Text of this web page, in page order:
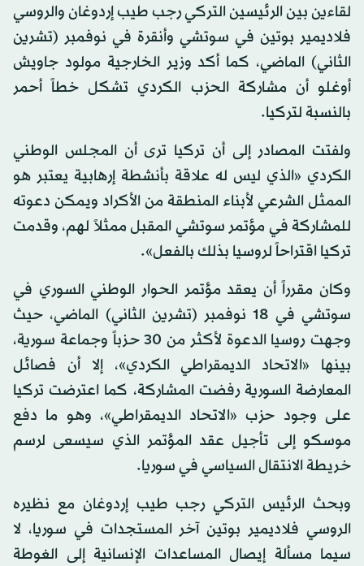
لقاءين بين الرئيسين التركي رجب طيب إردوغان والروسي
فلاديمير بوتين في سوتشي وأنقرة في نوفمبر (تشرين
الثاني) الماضي، كما أكد وزير الخارجية مولود جاويش
أوغلو أن مشاركة الحزب الكردي تشكل خطاً أحمر
بالنسبة لتركيا.
ولفتت المصادر إلى أن تركيا ترى أن المجلس الوطني
الكردي «الذي ليس له علاقة بأنشطة إرهابية يعتبر هو
الممثل الشرعي لأبناء المنطقة من الأكراد ويمكن دعوته
للمشاركة في مؤتمر سوتشي المقبل ممثلاً لهم، وقدمت
تركيا اقتراحاً لروسيا بذلك بالفعل».
وكان مقرراً أن يعقد مؤتمر الحوار الوطني السوري في
سوتشي في 18 نوفمبر (تشرين الثاني) الماضي، حيث
وجهت روسيا الدعوة لأكثر من 30 حزباً وجماعة سورية،
بينها «الاتحاد الديمقراطي الكردي»، إلا أن فصائل
المعارضة السورية رفضت المشاركة، كما اعترضت تركيا
على وجود حزب «الاتحاد الديمقراطي»، وهو ما دفع
موسكو إلى تأجيل عقد المؤتمر الذي سيسعى لرسم
خريطة الانتقال السياسي في سوريا.
وبحث الرئيس التركي رجب طيب إردوغان مع نظيره
الروسي فلاديمير بوتين آخر المستجدات في سوريا، لا
سيما مسألة إيصال المساعدات الإنسانية إلى الغوطة